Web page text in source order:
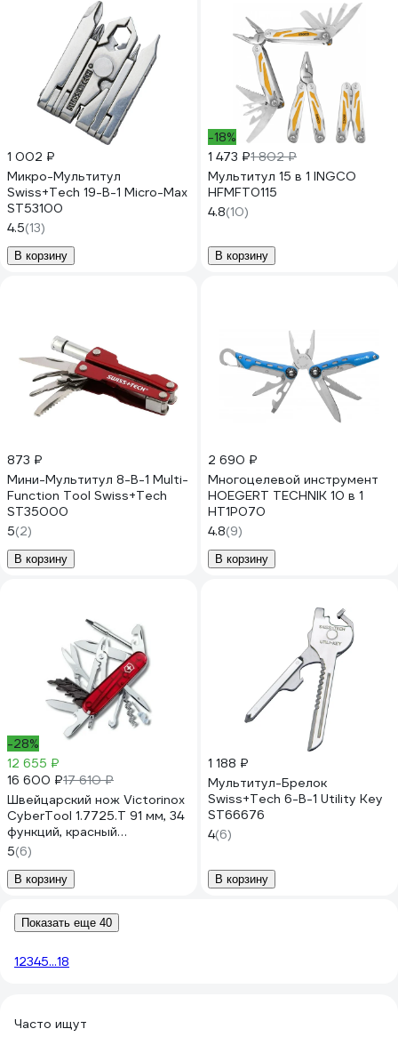
1 002 ₽
Микро-Мультитул
Swiss+Tech 19-В-1 Micro-Max
ST53100
4.5(13)
В корзину
-18%
1 473 ₽1 802 ₽
Мультитул 15 в 1 INGCO
HFMFT0115
4.8(10)
В корзину
873 ₽
Мини-Мультитул 8-В-1 Multi-
Function Tool Swiss+Tech
ST35000
5(2)
В корзину
2 690 ₽
Многоцелевой инструмент
HOEGERT TECHNIK 10 в 1
HT1P070
4.8(9)
В корзину
-28%
12 655 ₽
16 600 ₽17 610 ₽
Швейцарский нож Victorinox
CyberTool 1.7725.T 91 мм, 34
функций, красный
полупрозрачный
5(6)
В корзину
1 188 ₽
Мультитул-Брелок
Swiss+Tech 6-В-1 Utility Key
ST66676
4(6)
В корзину
Показать еще 40
12345...18
Часто ищут